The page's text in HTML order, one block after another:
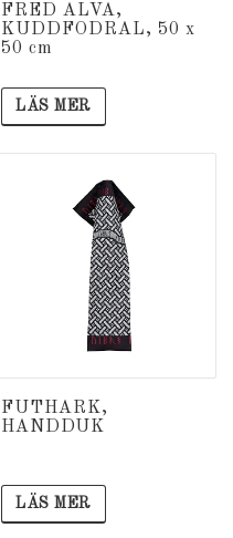
FRED ALVA,
KUDDFODRAL, 50 x
50 cm
LÄS MER
FUTHARK,
HANDDUK
LÄS MER